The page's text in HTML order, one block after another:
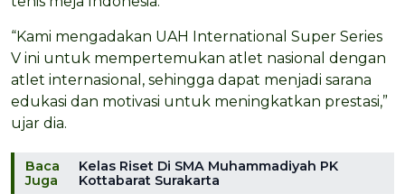
“Kami mengadakan UAH International Super Series
V ini untuk mempertemukan atlet nasional dengan
atlet internasional, sehingga dapat menjadi sarana
edukasi dan motivasi untuk meningkatkan prestasi,”
ujar dia.
Baca
Juga
Kelas Riset Di SMA Muhammadiyah PK
Kottabarat Surakarta